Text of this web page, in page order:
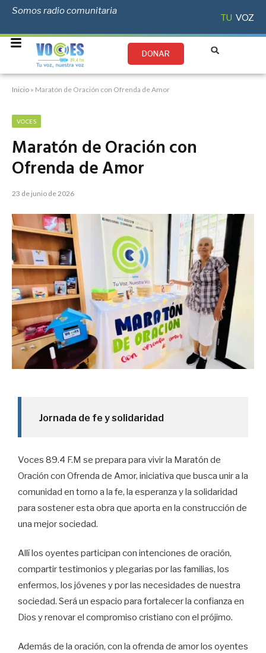
Somos radio comunitaria
NUESTRA VOZ
DONAR
Inicio » Maratón de Oración con Ofrenda de Amor
VOCES
Maratón de Oración con
Ofrenda de Amor
23 de junio de 2026
Jornada de fe y solidaridad
Voces 89.4 F.M se prepara para vivir la Maratón de
Oración con Ofrenda de Amor, iniciativa que busca unir a la
comunidad en torno a la fe, la esperanza y la solidaridad
para sostener esta obra que aporta en la construcción de
una mejor sociedad.
Allí los oyentes participan con intenciones de oración,
compartir testimonios y plegarias por las familias, los
enfermos, los jóvenes y por las necesidades de nuestra
sociedad. Será un espacio para fortalecer la confianza en
Dios y renovar el compromiso cristiano con el prójimo.
Además de la oración, con la ofrenda de amor los oyentes